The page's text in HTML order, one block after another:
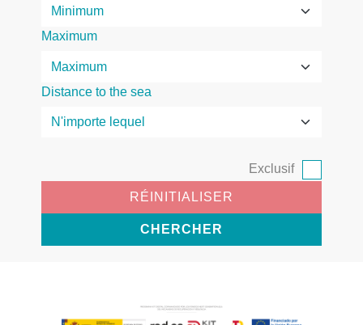
Maximum
Distance to the sea
Exclusif
RÉINITIALISER
CHERCHER